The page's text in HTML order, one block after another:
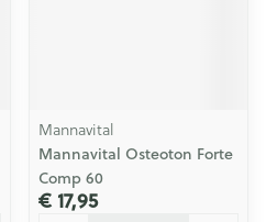
Mannavital
Mannavital Osteoton Forte
Comp 60
€ 17,95